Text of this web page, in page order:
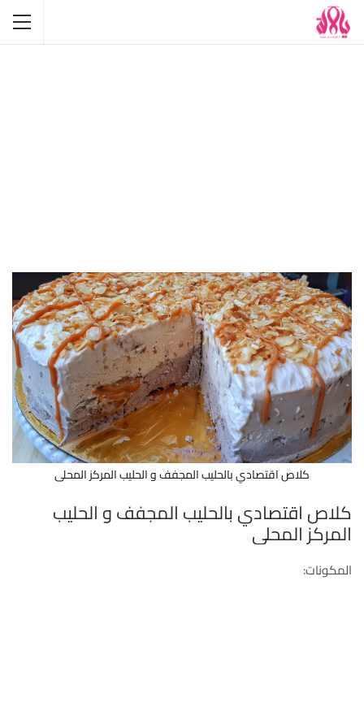
كلاص اقتصادي بالحليب المجفف و الحليب المركز المحلى
كلاص اقتصادي بالحليب المجفف و الحليب
المركز المحلى
المكونات: